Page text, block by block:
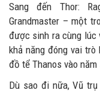
Sang đến Thor:
Grandmaster – một
được sinh ra cùng lúc
khả năng đóng vai
đồ tể Thanos vào năm
Dù sao đi nữa, Vũ